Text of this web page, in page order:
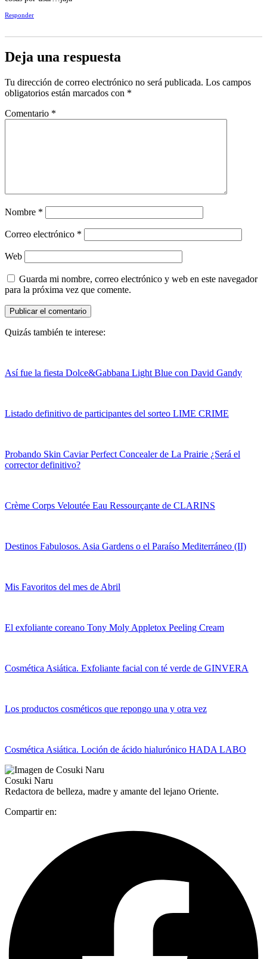
Responder
Deja una respuesta
Tu dirección de correo electrónico no será publicada. Los campos
obligatorios están marcados con *
Comentario *
Nombre *
Correo electrónico *
Web
Guarda mi nombre, correo electrónico y web en este navegador
para la próxima vez que comente.
Quizás también te interese:
Así fue la fiesta Dolce&Gabbana Light Blue con David Gandy
Listado definitivo de participantes del sorteo LIME CRIME
Probando Skin Caviar Perfect Concealer de La Prairie ¿Será el
corrector definitivo?
Crème Corps Veloutée Eau Ressourçante de CLARINS
Destinos Fabulosos. Asia Gardens o el Paraíso Mediterráneo (II)
Mis Favoritos del mes de Abril
El exfoliante coreano Tony Moly Appletox Peeling Cream
Cosmética Asiática. Exfoliante facial con té verde de GINVERA
Los productos cosméticos que repongo una y otra vez
Cosmética Asiática. Loción de ácido hialurónico HADA LABO
Cosuki Naru
Redactora de belleza, madre y amante del lejano Oriente.
Compartir en: